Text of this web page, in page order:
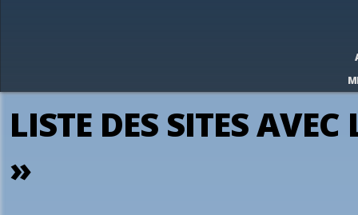
LISTE DES SITES
»